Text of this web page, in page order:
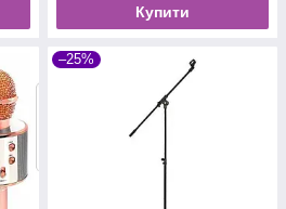
Купити
–25%